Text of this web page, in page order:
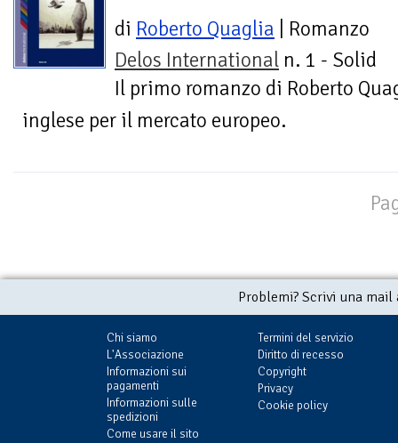
di Roberto Quaglia | Romanzo
Delos International n. 1 - Solid
Il primo romanzo di Roberto
inglese per il mercato europeo.
Problemi? Scrivi una
Chi siamo
L'Associazione
Informazioni sui
pagamenti
Informazioni sulle
spedizioni
Come usare il sito
Termini del servizio
Diritto di recesso
Copyright
Privacy
Cookie policy